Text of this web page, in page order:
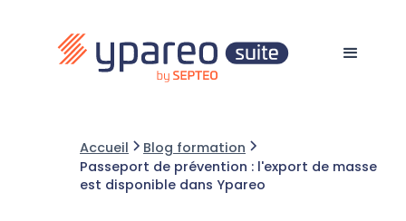
Accueil
Blog formation
Passeport de prévention : l'export de masse
est disponible dans Ypareo